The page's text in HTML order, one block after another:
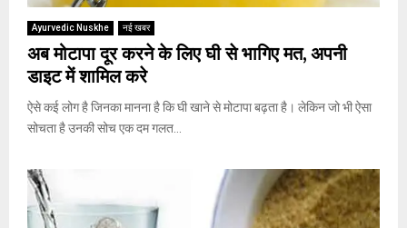
Ayurvedic Nuskhe नई खबर
अब मोटापा दूर करने के लिए घी से भागिए मत, अपनी
डाइट में शामिल करे
ऐसे कई लोग है जिनका मानना है कि घी खाने से मोटापा बढ़ता है। लेकिन जो भी ऐसा
सोचता है उनकी सोच एक दम गलत...